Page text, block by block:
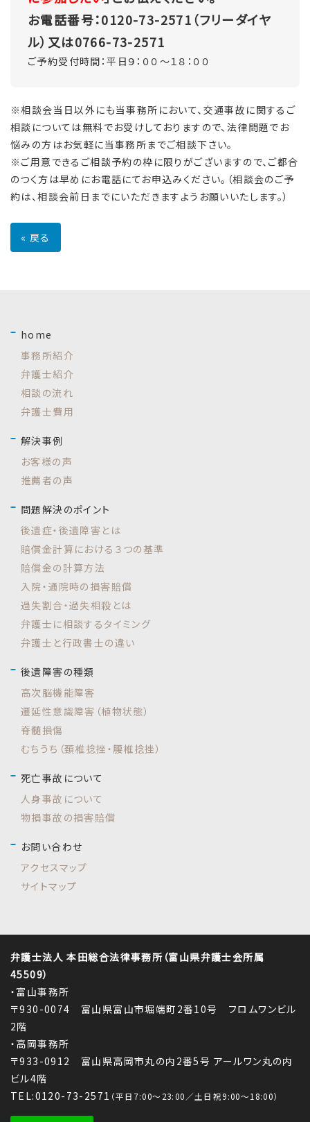
お電話番号：0120-73-2571（フリーダイヤ
ル）又は0766-73-2571
ご予約受付時間：平日９：００～１８：００
※相談会当日以外にも当事務所において、交通事故に関するご
相談については無料でお受けしておりますので、法律問題でお
悩みの方はお気軽に当事務所までご相談下さい。
※ご用意できるご相談予約の枠に限りがございますので、ご都合
のつく方は早めにお電話にてお申込みください。（相談会のご予
約は、相談会前日までにいただきますようお願いいたします。）
« 戻る
home
事務所紹介
弁護士紹介
相談の流れ
弁護士費用
解決事例
お客様の声
推薦者の声
問題解決のポイント
後遺症・後遺障害とは
賠償金計算における３つの基準
賠償金の計算方法
入院・通院時の損害賠償
過失割合・過失相殺とは
弁護士に相談するタイミング
弁護士と行政書士の違い
後遺障害の種類
高次脳機能障害
遷延性意識障害（植物状態）
脊髄損傷
むちうち（頚椎捻挫・腰椎捻挫）
死亡事故について
人身事故について
物損事故の損害賠償
お問い合わせ
アクセスマップ
サイトマップ
弁護士法人 本田総合法律事務所（富山県弁護士会所属
45509）
・富山事務所
〒930-0074 富山県富山市堀端町2番10号 フロムワンビル
2階
・高岡事務所
〒933-0912 富山県高岡市丸の内2番5号 アールワン丸の内
ビル4階
TEL:0120-73-2571 （平日7:00～23:00／土日祝9:00～18:00）